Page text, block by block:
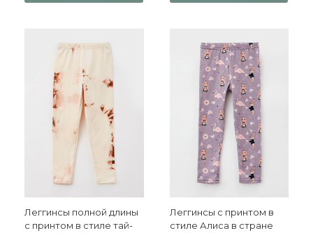
Леггинсы полной длины
с принтом в стиле тай-
Леггинсы с принтом в
стиле Алиса в стране